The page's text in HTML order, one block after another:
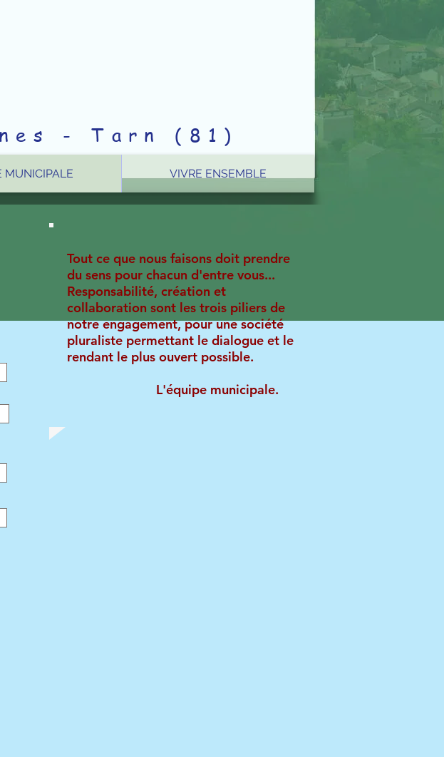
- Tarn (81)
MUNICIPALE VIVRE ENSEMBLE
Tout ce que nous faisons doit prendre
du sens pour chacun d'entre vous...
Responsabilité, création et
collaboration sont les trois piliers de
notre engagement, pour une société
pluraliste permettant le dialogue et le
rendant le plus ouvert possible.
L'équipe municipale.